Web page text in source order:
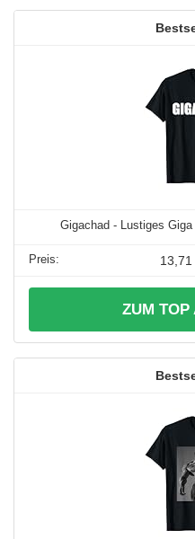
Gigachad - Lustiges Giga
13,71
ZUM TOP